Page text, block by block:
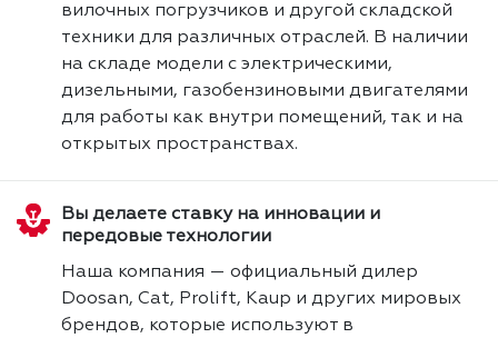
вилочных погрузчиков и другой складской
техники для различных отраслей. В наличии
на складе модели с электрическими,
дизельными, газобензиновыми двигателями
для работы как внутри помещений, так и на
открытых пространствах.
Вы делаете ставку на инновации и
передовые технологии
Наша компания — официальный дилер
Doosan, Cat, Prolift, Kaup и других мировых
брендов, которые используют в